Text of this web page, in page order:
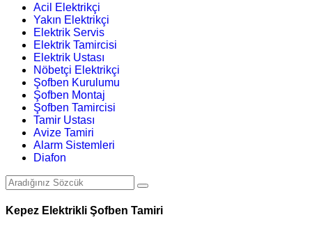
Acil Elektrikçi
Yakın Elektrikçi
Elektrik Servis
Elektrik Tamircisi
Elektrik Ustası
Nöbetçi Elektrikçi
Şofben Kurulumu
Şofben Montaj
Şofben Tamircisi
Tamir Ustası
Avize Tamiri
Alarm Sistemleri
Diafon
Kepez Elektrikli Şofben Tamiri